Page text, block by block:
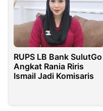
RUPS LB Bank SulutGo
Angkat Rania Riris
Ismail Jadi Komisaris